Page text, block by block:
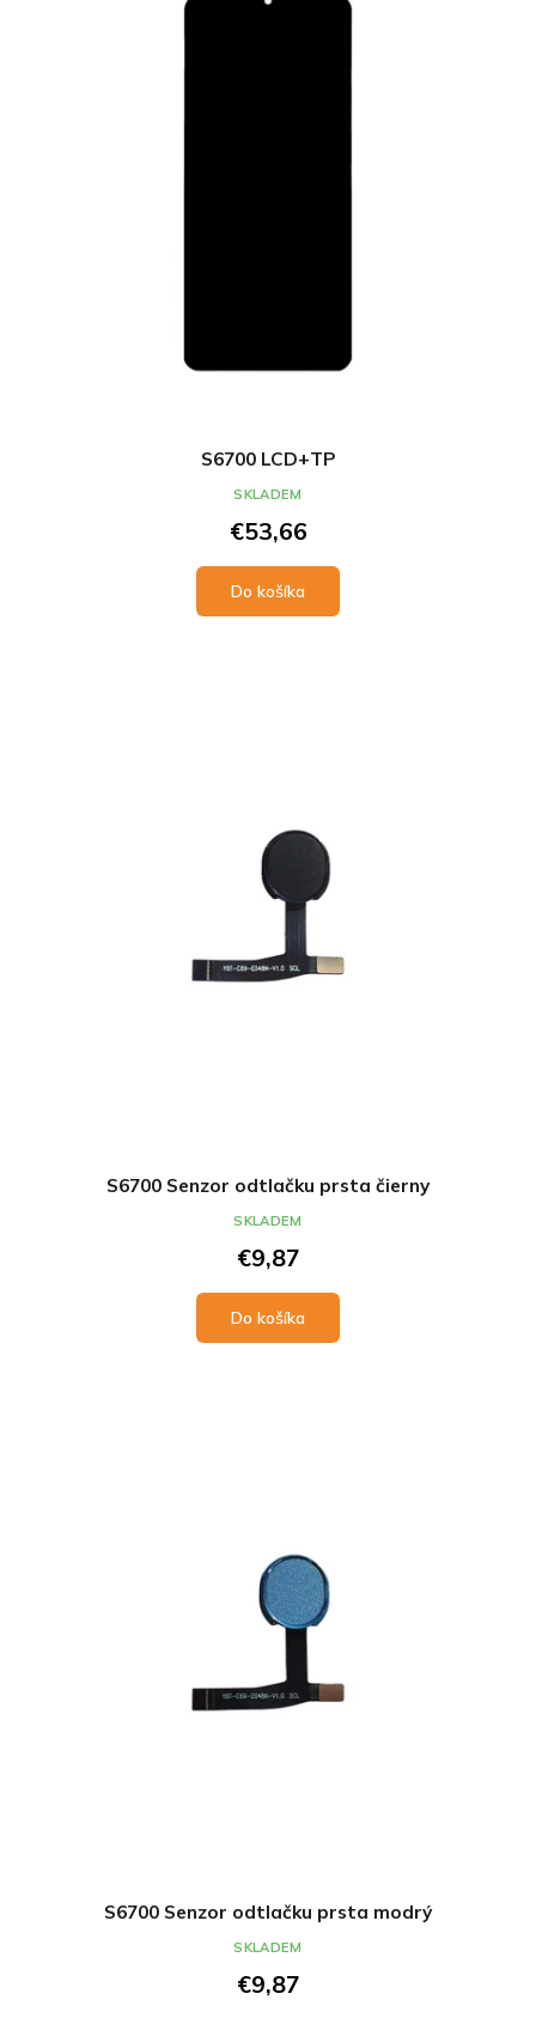
S6700 LCD+TP
€53,66
Do košíka
SKLADEM
S6700 Senzor odtlačku prsta čierny
€9,87
Do košíka
SKLADEM
S6700 Senzor odtlačku prsta modrý
€9,87
SKLADEM